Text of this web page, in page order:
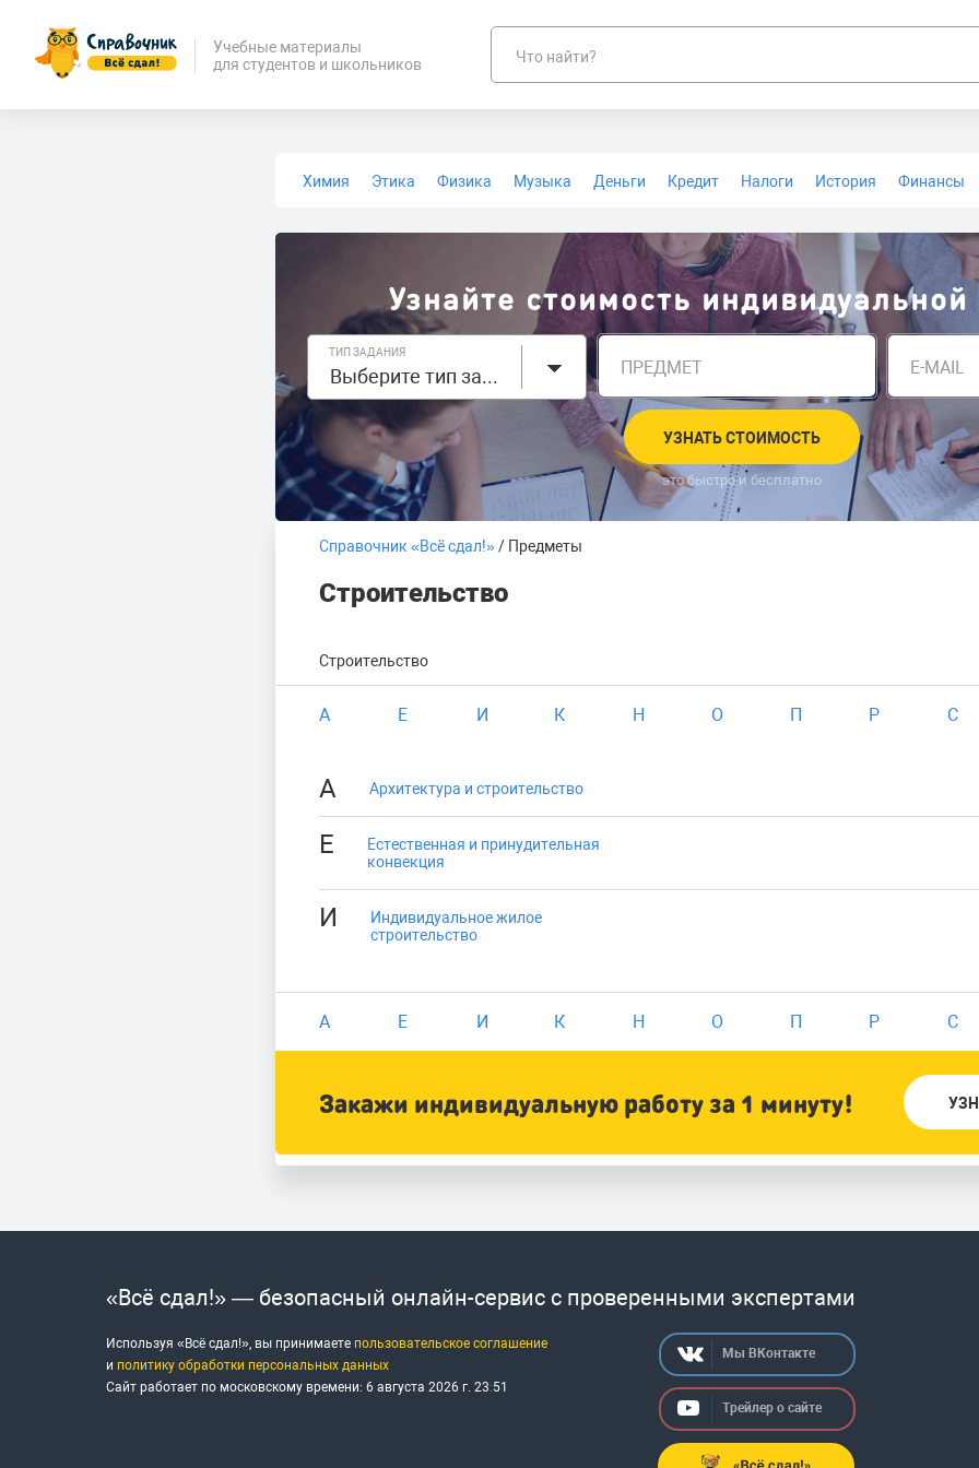
Учебные материалы
для студентов и школьников
Что найти?
Химия Этика Физика Музыка Деньги Кредит Налоги История
Финансы
Узнайте стоимость
ТИП ЗАДАНИЯ
Выберите тип задания ПРЕДМЕТ E-MAIL
УЗНАТЬ СТОИМОСТЬ
это быстро и бесплатно
Справочник «Всё сдал!»/ Предметы
Строительство
Строительство
А Е И К Н О П Р С
А Архитектура и строительство
Е
Естественная и принудительная
конвекция
И
Индивидуальное жилое
строительство
А Е И К Н О П Р С
Закажи индивидуальную работу за 1 минуту!
«Всё сдал!» — безопасный онлайн-сервис с проверенными экспертами
Используя «Всё сдал!», вы принимаете пользовательское соглашение
и политику обработки персональных данных
Сайт работает по московскому времени: 6 августа 2026 г. 23:51
Мы ВКонтакте
Трейлер о сайте